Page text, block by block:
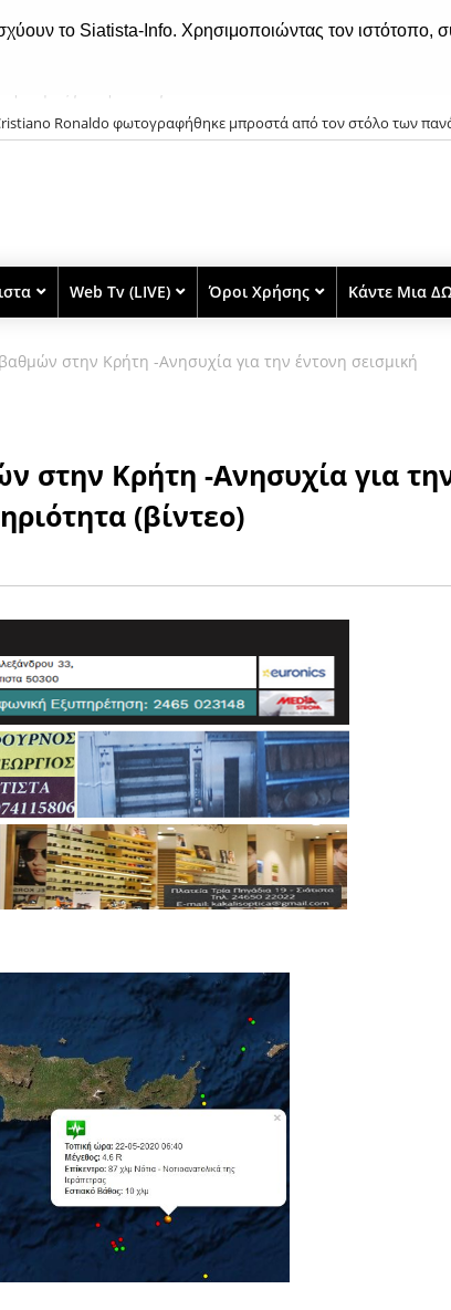
το Siatista-Info. Χρησιμοποιώντας τον ιστότοπο,
Ronaldo φωτογραφήθηκε μπροστά από τον στόλο των
Web Tv (LIVE) Όροι Χρήσης Κάντε Μια
στην Κρήτη -Ανησυχία για την έντονη σεισμική
στην Κρήτη -Ανησυχία για
(βίντεο)